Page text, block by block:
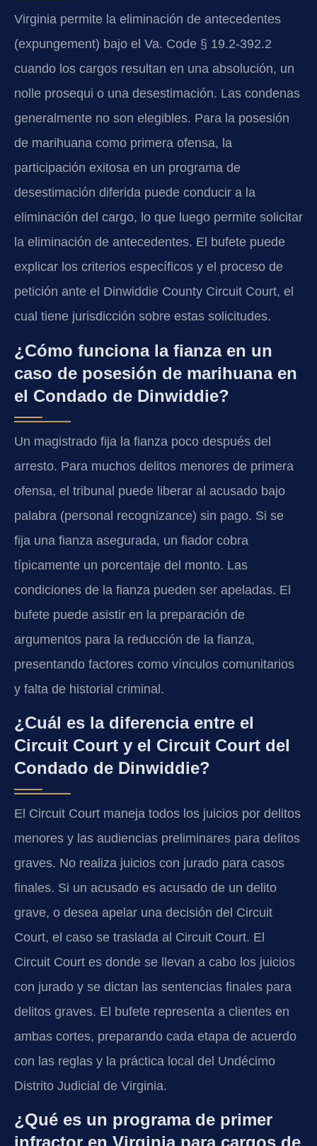
Virginia permite la eliminación de antecedentes
(expungement) bajo el Va. Code § 19.2-392.2
cuando los cargos resultan en una absolución, un
nolle prosequi o una desestimación. Las condenas
generalmente no son elegibles. Para la posesión
de marihuana como primera ofensa, la
participación exitosa en un programa de
desestimación diferida puede conducir a la
eliminación del cargo, lo que luego permite solicitar
la eliminación de antecedentes. El bufete puede
explicar los criterios específicos y el proceso de
petición ante el Dinwiddie County Circuit Court, el
cual tiene jurisdicción sobre estas solicitudes.
¿Cómo funciona la fianza en un
caso de posesión de marihuana en
el Condado de Dinwiddie?
Un magistrado fija la fianza poco después del
arresto. Para muchos delitos menores de primera
ofensa, el tribunal puede liberar al acusado bajo
palabra (personal recognizance) sin pago. Si se
fija una fianza asegurada, un fiador cobra
típicamente un porcentaje del monto. Las
condiciones de la fianza pueden ser apeladas. El
bufete puede asistir en la preparación de
argumentos para la reducción de la fianza,
presentando factores como vínculos comunitarios
y falta de historial criminal.
¿Cuál es la diferencia entre el
Circuit Court y el Circuit Court del
Condado de Dinwiddie?
El Circuit Court maneja todos los juicios por delitos
menores y las audiencias preliminares para delitos
graves. No realiza juicios con jurado para casos
finales. Si un acusado es acusado de un delito
grave, o desea apelar una decisión del Circuit
Court, el caso se traslada al Circuit Court. El
Circuit Court es donde se llevan a cabo los juicios
con jurado y se dictan las sentencias finales para
delitos graves. El bufete representa a clientes en
ambas cortes, preparando cada etapa de acuerdo
con las reglas y la práctica local del Undécimo
Distrito Judicial de Virginia.
¿Qué es un programa de primer